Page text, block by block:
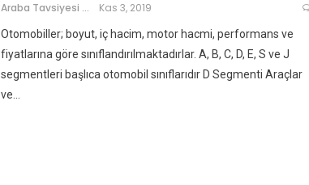
Araba Tavsiyesi Kas 3, 2019
Otomobiller; boyut, iç hacim, motor hacmi, performans ve
fiyatlarına göre sınıflandırılmaktadırlar. A, B, C, D, E, S ve J
segmentleri başlıca otomobil sınıflarıdır D Segmenti Araçlar
ve…